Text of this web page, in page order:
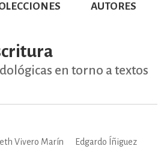
AUTORES
en torno a textos
Vivero Marín Edgardo Íñiguez